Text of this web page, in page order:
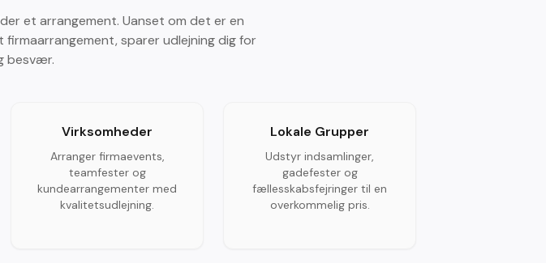
et arrangement. Uanset om det er en
sparer udlejning dig for
besvær.
Virksomheder
Arranger firmaevents,
teamfester og
kundearrangementer med
kvalitetsudlejning.
Lokale Grupper
Udstyr indsamlinger,
gadefester og
fællesskabsfejringer til en
overkommelig pris.